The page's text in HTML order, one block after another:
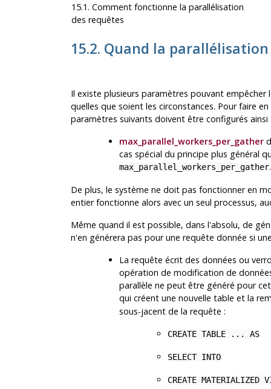
15.1. Comment fonctionne la parallélisation
des requêtes
15.2. Quand la
Il existe plusieurs paramètres pouvant
quelles que soient les circonstances. Pour faire
paramètres suivants doivent être configurés ainsi
max_parallel_workers_per_gather
cas spécial du principe plus général
max_parallel_workers_per_gather.
De plus, le système ne doit pas fonctionner en
entier fonctionne alors avec un seul processus,
Même quand il est possible, dans l'absolu, de
n'en générera pas pour une requête donnée si
La requête écrit des données ou
opération de modification de
parallèle ne peut être généré pour
qui créent une nouvelle table et la
sous-jacent de la requête :
CREATE TABLE ... AS
SELECT INTO
CREATE MATERIALIZED